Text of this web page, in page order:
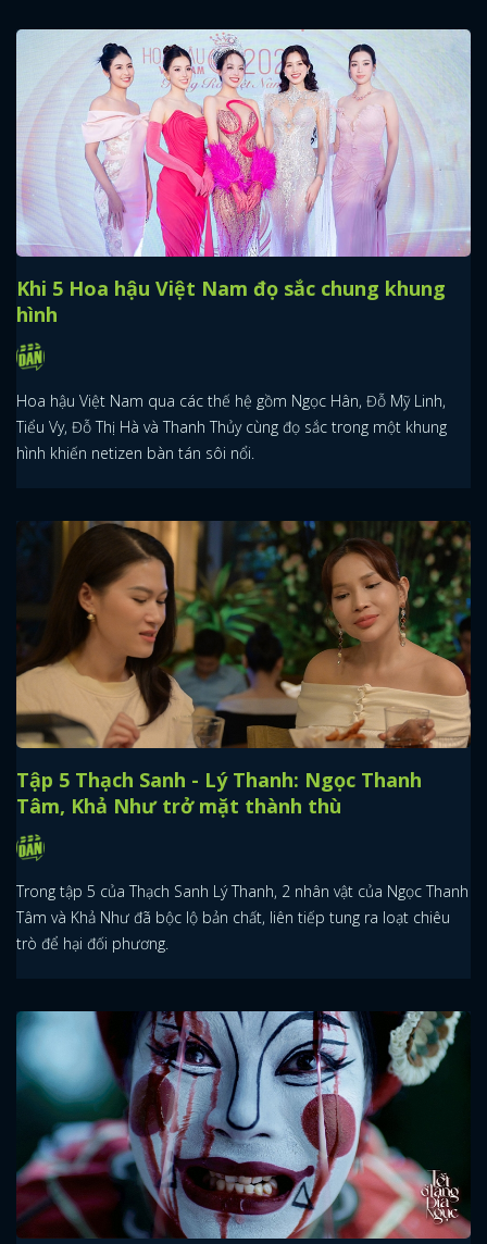
Khi 5 Hoa hậu Việt Nam đọ sắc chung khung
hình
Hoa hậu Việt Nam qua các thế hệ gồm Ngọc Hân, Đỗ Mỹ Linh,
Tiểu Vy, Đỗ Thị Hà và Thanh Thủy cùng đọ sắc trong một khung
hình khiến netizen bàn tán sôi nổi.
Tập 5 Thạch Sanh - Lý Thanh: Ngọc Thanh
Tâm, Khả Như trở mặt thành thù
Trong tập 5 của Thạch Sanh Lý Thanh, 2 nhân vật của Ngọc Thanh
Tâm và Khả Như đã bộc lộ bản chất, liên tiếp tung ra loạt chiêu
trò để hại đối phương.